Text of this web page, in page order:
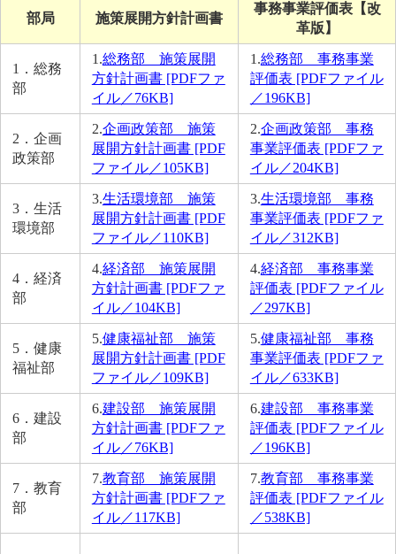
部局 施策展開方針計画書
事務事業評価表【改
革版】
1．総務
部
1.総務部 施策展開
方針計画書 [PDFファ
イル／76KB]
1.総務部 事務事業
評価表 [PDFファイル
／196KB]
2．企画
政策部
2.企画政策部 施策
展開方針計画書 [PDF
ファイル／105KB]
2.企画政策部 事務
事業評価表 [PDFファ
イル／204KB]
3．生活
環境部
3.生活環境部 施策
展開方針計画書 [PDF
ファイル／110KB]
3.生活環境部 事務
事業評価表 [PDFファ
イル／312KB]
4．経済
部
4.経済部 施策展開
方針計画書 [PDFファ
イル／104KB]
4.経済部 事務事業
評価表 [PDFファイル
／297KB]
5．健康
福祉部
5.健康福祉部 施策
展開方針計画書 [PDF
ファイル／109KB]
5.健康福祉部 事務
事業評価表 [PDFファ
イル／633KB]
6．建設
部
6.建設部 施策展開
方針計画書 [PDFファ
イル／76KB]
6.建設部 事務事業
評価表 [PDFファイル
／196KB]
7．教育
部
7.教育部 施策展開
方針計画書 [PDFファ
イル／117KB]
7.教育部 事務事業
評価表 [PDFファイル
／538KB]